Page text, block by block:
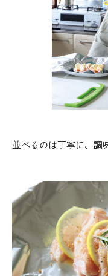
並べるのは丁寧に、調